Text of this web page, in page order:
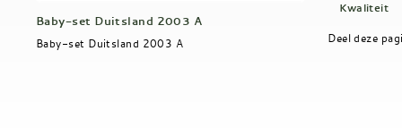
Baby-set Duitsland 2003 A
Baby-set Duitsland 2003 A
Kwaliteit
Deel deze